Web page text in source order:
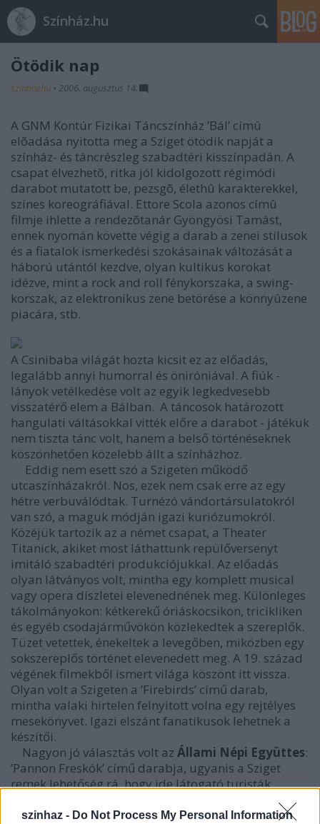
szinhaz - Do Not Process My Personal Information
Színház.hu
Ötödik nap
szinhazhu • 2006. augusztus 14.
A GNM Kontúr Fizikai Táncszínház ’Bál’ címû
elõadása nyitotta meg a Sziget ötödik napját a
színház- és táncrészleg szabadtéri kisszínpadán. A
csapat élvezhetõ, ritka jól kidolgozott régimódi
darabot mutatott be, pezsgõ, élethû karakterekkel,
színes koreográfiával. Ettore Scola azonos címû
filmje ihlette a rendezõtanár Gyöngyösi Tamást,
ennek nyomán követte végig a darab a zenei stílusok
és a fiatalok ismerkedési szokásainak változását a
háború utántól kezdve, olyan kultikus korokat
idézve, mint a rock and roll fénykorszaka, a swing-
korszak, az elektronikus zene betörése a könnyûzene
piacára, stb.
A Csinibaba világát hozta kicsit ez az előadás,
legalább annyi humorral és öniróniával. A fiúk -
lányok vetélkedése volt az egyik legkedvesebb
visszatérő elem a Bálban. A táncosok határozott
hangulati váltásokkal vitték előre a darabot - játékuk
nem tiszta tánc volt, hanem a belső történéseknek
köszönhetően közelebb állt a színházhoz.
Eddig nem esett szó a Szigeten működő
utcaszínházakról. Nos, ezek nem csak erre az egy
hétre verbuválódtak. Turnézó vándortársulatokról
van szó, a maguk módján igazi kuriózumokról.
Közéjük tartozik az a német csapat, a Theater
Titanick, akiket most láthattunk repülőversenyt
imitáló szabadtéri produkciójukkal. Az előadás
olyan látványos volt, mintha egy komplett musical
vagy opera díszletei elevenednének meg. Különleges
tákolmányokon: kétkerekű óriáskocsikon, tricikliken
és egyéb csodajárművökön közlekedtek a szereplők.
Tüzet vetettek, énekeltek a levegőben, miközben egy
sokszereplős történet elevenedett meg. A 19. század
végének filmekből ismert világa köszönt itt vissza.
Olyan volt a Szigeten a ’Firebirds’ című darab,
mintha valaki hirtelen felnyitott volna egy rejtélyes
mesekönyvet. Igazi elszánt fanatikusok lehetnek a
készítői.
Nagyon jó választás volt az Állami Népi Együttes:
’Pannon Freskók’ című darabja, ugyanis a Sziget
remek lehetőség rá, hogy ide látogató turisták
közelebb kerüljenek a mi gyökereinkhez, többet
tudjanak meg a kultúránkról. Erre a célra azÁllami